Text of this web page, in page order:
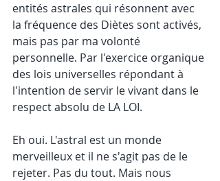
entités astrales qui résonnent avec
la fréquence des Diètes sont activés,
mais pas par ma volonté
personnelle. Par l'exercice organique
des lois universelles répondant à
l'intention de servir le vivant dans le
respect absolu de LA LOI.
Eh oui. L'astral est un monde
merveilleux et il ne s'agit pas de le
rejeter. Pas du tout. Mais nous